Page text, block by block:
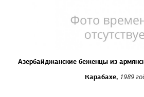
Азербайджанские беженцы из
Карабахе, 1989